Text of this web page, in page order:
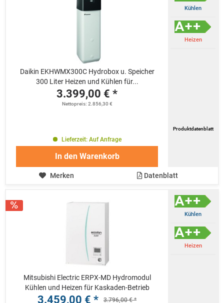
Daikin EKHWMX300C Hydrobox u. Speicher
300 Liter Heizen und Kühlen für...
3.399,00 € *
Nettopreis: 2.856,30 €
Kühlen
Heizen
Produktdatenblatt
Lieferzeit: Auf Anfrage
In den Warenkorb
Merken Datenblatt
Mitsubishi Electric ERPX-MD Hydromodul
Kühlen und Heizen für Kaskaden-Betrieb
3.459,00 € * 3.796,00 € *
Kühlen
Heizen